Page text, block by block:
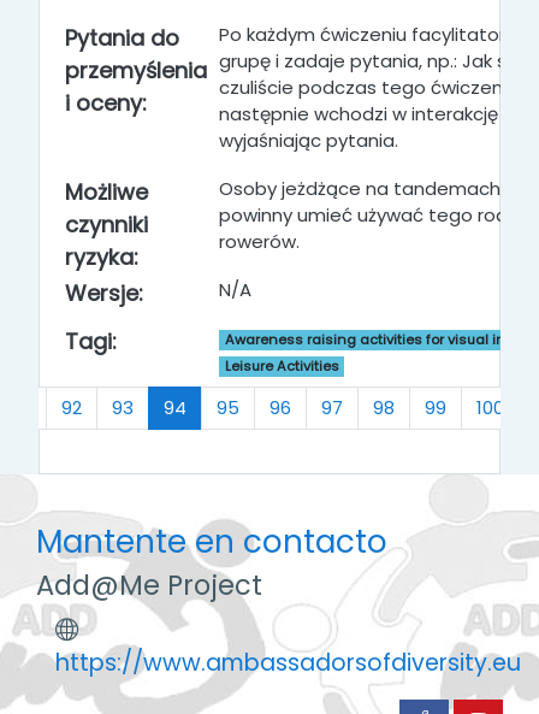
Pytania do
przemyślenia
i oceny:
Po każdym ćwiczeniu facylitator
grupę i zadaje pytania, np.: Jak się
czuliście podczas tego ćwiczenia
następnie wchodzi w interakcję z
wyjaśniając pytania.
Możliwe
czynniki
ryzyka:
Osoby jeżdżące na tandemach
powinny umieć używać tego
rowerów.
Wersje: N/A
Tagi:
Awareness raising activities for visual
Leisure Activities
92 93 94(actual)
95 96 97 98 99 100
Mantente en contacto
Add@Me Project
https://www.ambassadorsofdiversity.eu